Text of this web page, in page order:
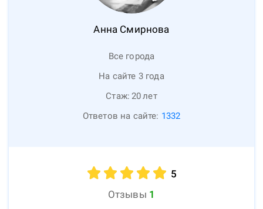
Анна Смирнова
Все города
На сайте 3 года
Стаж: 20лет
Ответов на сайте: 1332
5
Отзывы 1